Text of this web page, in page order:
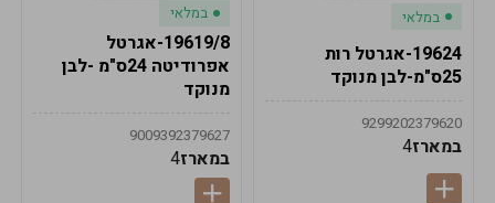
במלאי
19624-אגרטל רות
25ס"מ-לבן מנוקד
9299202379620
במארז4
במלאי
19619/8-אגרטל
אפרודיטה 24ס"מ -לבן
מנוקד
9009392379627
במארז4